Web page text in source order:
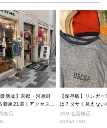
最新版】京都・河原町
着屋21選｜アクセス良
くべきショップ厳選！
条店
【保存版】リンガ
は？ダサく見えない
なし完全ガイド
JAM 心斎橋店
2026/07/31